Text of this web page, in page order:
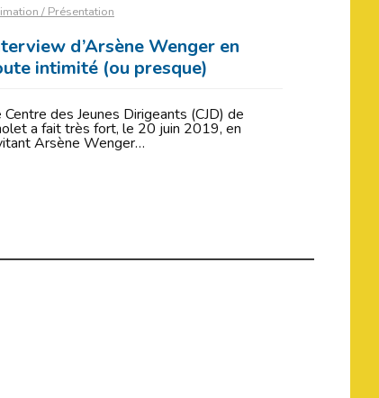
/ Présentation
d’Arsène Wenger en
intimité (ou presque)
Centre des Jeunes Dirigeants (CJD) de
a fait très fort, le 20 juin 2019, en
Arsène Wenger…